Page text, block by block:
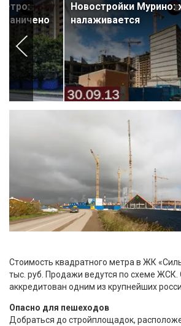
Новостройки Мурино:
налаживается
Стоимость квадратного метра в ЖК
тыс. руб. Продажи ведутся по схеме ЖСК.
аккредитован одним из крупнейших
Опасно для пешеходов
Добраться до стройплощадок,